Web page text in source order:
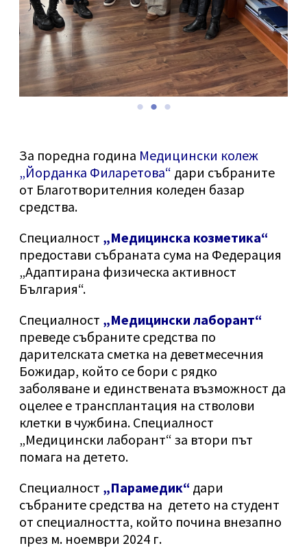
За поредна година Медицински колеж
„Йорданка Филаретова“ дари събраните
от Благотворителния коледен базар
средства.
Специалност „Медицинска козметика“
предостави събраната сума на Федерация
„Адаптирана физическа активност
България“.
Специалност „Медицински лаборант“
преведе събраните средства по
дарителската сметка на деветмесечния
Божидар, който се бори с рядко
заболяване и единствената възможност да
оцелее е трансплантация на стволови
клетки в чужбина. Специалност
„Медицински лаборант“ за втори път
помага на детето.
Специалност „Парамедик“ дари
събраните средства на детето на студент
от специалността, който почина внезапно
през м. ноември 2024 г.